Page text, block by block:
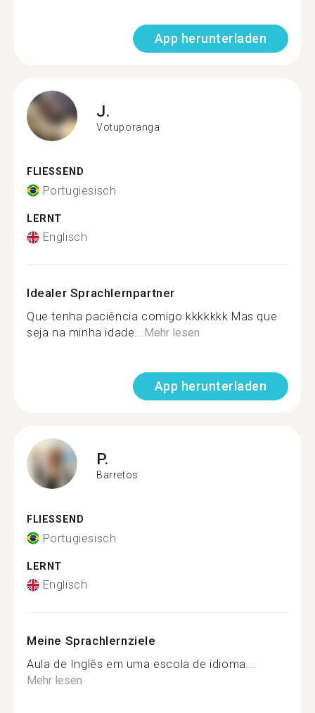
App herunterladen
J.
Votuporanga
FLIESSEND
Portugiesisch
LERNT
Englisch
Idealer Sprachlernpartner
Que tenha paciência comigo kkkkkkk Mas que
seja na minha idade...Mehr lesen
App herunterladen
P.
Barretos
FLIESSEND
Portugiesisch
LERNT
Englisch
Meine Sprachlernziele
Aula de Inglês em uma escola de idioma...
Mehr lesen